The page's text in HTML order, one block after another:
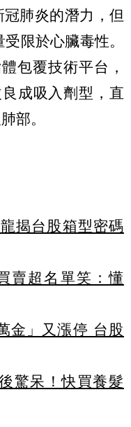
肺炎的潛力，但
限於心臟毒性。
包覆技術平台，
成吸入劑型，直
部。
揭台股箱型密碼
賣超名單笑：懂
金」又漲停 台股
驚呆！快買養髮